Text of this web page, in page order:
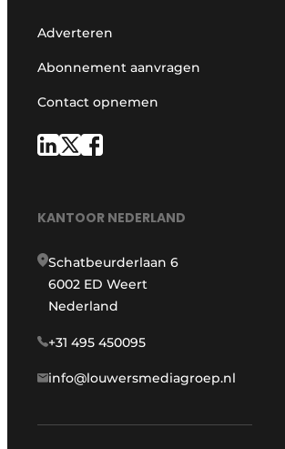
Adverteren
Abonnement aanvragen
Contact opnemen
KANTOOR NEDERLAND
Schatbeurderlaan 6
6002 ED Weert
Nederland
+31 495 450095
info@louwersmediagroep.nl